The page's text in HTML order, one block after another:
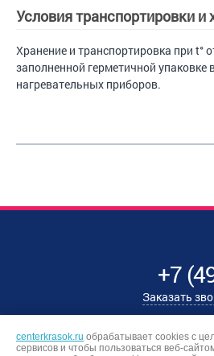
Условия транспортировки и
Хранение и транспортировка при t°
заполненной герметичной упаковке
нагревательных приборов.
+7(
Заказать
centerkrasok.ru обрабатывает cookies с
сервисов и чтобы пользоваться веб-